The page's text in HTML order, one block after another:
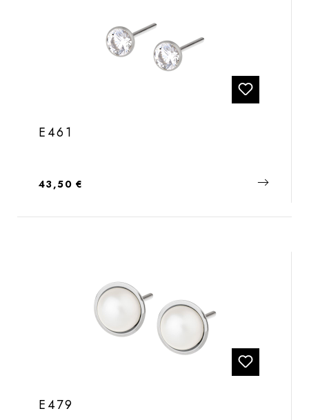
E461
Regulärer Preis:
43,50 €
E479